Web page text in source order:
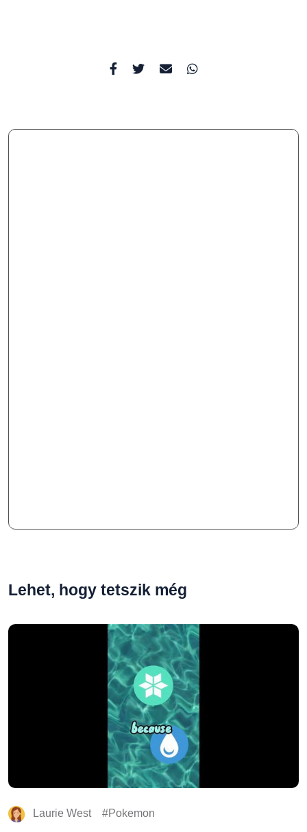
Lehet, hogy tetszik még
Laurie West Pokemon